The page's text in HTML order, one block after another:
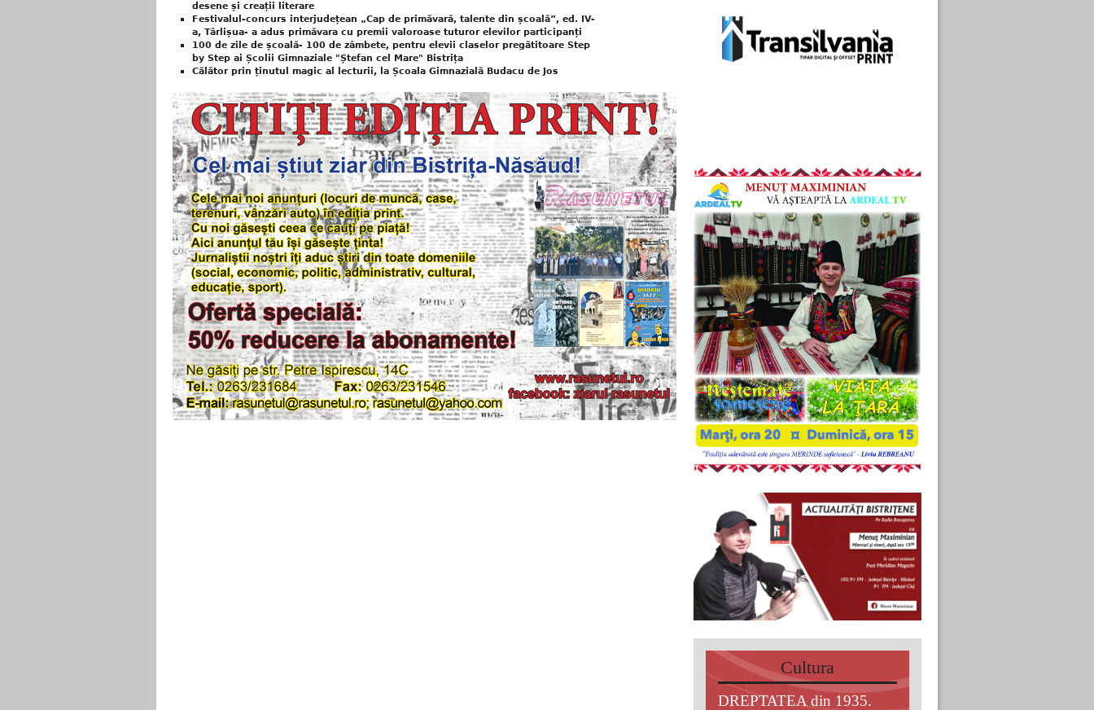
desene și creații literare
Festivalul-concurs interjudețean „Cap de primăvară, talente din școală”, ed. IV-
a, Târlișua- a adus primăvara cu premii valoroase tuturor elevilor participanți
100 de zile de școală- 100 de zâmbete, pentru elevii claselor pregătitoare Step
by Step ai Școlii Gimnaziale "Ștefan cel Mare" Bistrița
Călător prin ținutul magic al lecturii, la Școala Gimnazială Budacu de Jos
Cultura
DREPTATEA din 1935.